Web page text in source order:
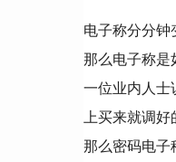
电子称分分钟
那么电子称是
一位业内人
上买来就调好
那么密码电子